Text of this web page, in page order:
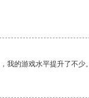
我的游戏水平提升了不少。